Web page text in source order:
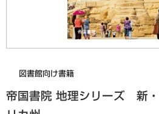
図書館向け書籍
帝国書院 地理シリーズ 新